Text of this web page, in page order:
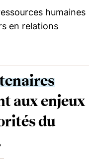
humaines
en relations
aux enjeux
du